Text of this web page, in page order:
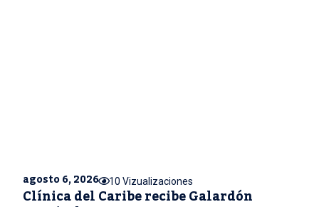
agosto 6, 2026 10 Vizualizaciones
Clínica del Caribe recibe Galardón